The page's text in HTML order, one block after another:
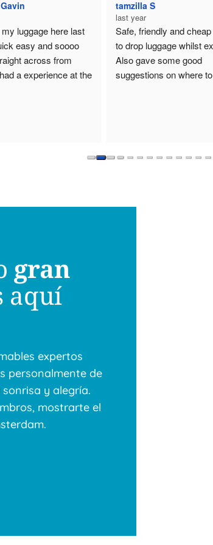
Green
year
staff were courteous.It is
close to Amsterdam
Station, so I can
it.
Pérola Nayandra
last year
Wonderful!
gran
aquí
expertos
personalmente de
y alegría.
mostrarte el